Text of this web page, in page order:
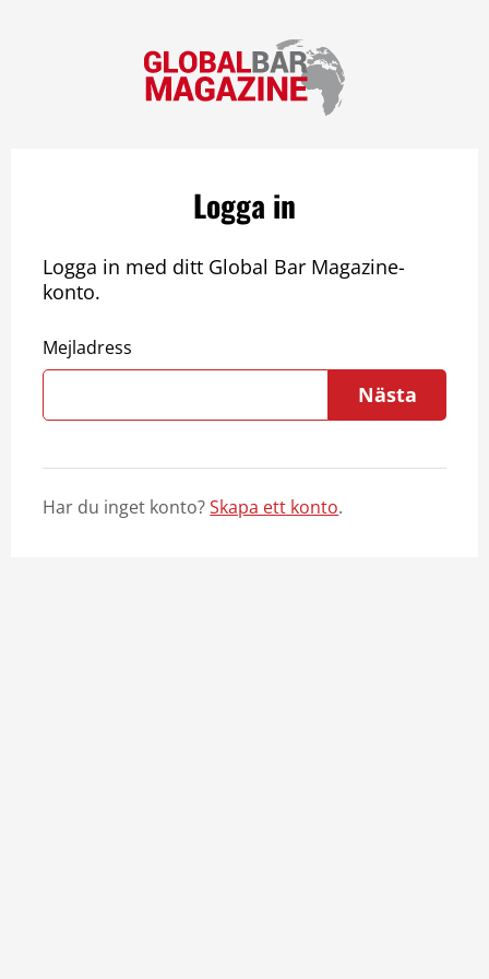
Logga in
Logga in med ditt Global Bar Magazine-
konto.
Mejladress
Nästa
Har du inget konto?Skapa ett konto.